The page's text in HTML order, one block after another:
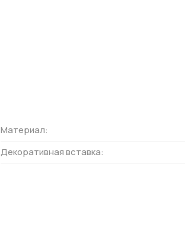
Материал:
Декоративная вставка: